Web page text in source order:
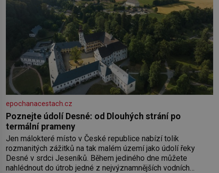
epochanacestach.cz
Poznejte údolí Desné: od Dlouhých strání po
termální prameny
Jen málokteré místo v České republice nabízí tolik
rozmanitých zážitků na tak malém území jako údolí řeky
Desné v srdci Jeseníků. Během jediného dne můžete
nahlédnout do útrob jedné z nejvýznamnějších vodních